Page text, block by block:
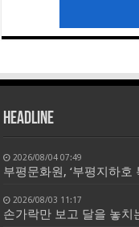
HEADLINE
2026/08/04 07:49
부평문화원, ‘부평지하호
2026/08/03 11:17
손가락만 보고 달을 놓치